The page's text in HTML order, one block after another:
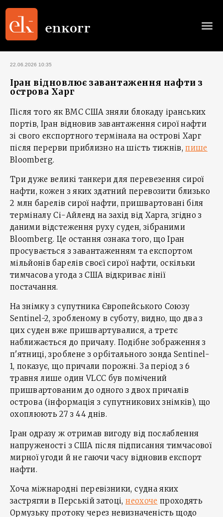
22.06.2026 10:35
Іран відновлює завантаження нафти з
острова Харг
Після того як ВМС США зняли блокаду іранських
портів, Іран відновив завантаження сирої нафти
зі свого експортного термінала на острові Харг
після перерви приблизно на шість тижнів,пише
Bloomberg.
Три дуже великі танкери для перевезення сирої
нафти, кожен з яких здатний перевозити близько
2 млн барелів сирої нафти, пришвартовані біля
терміналу Сі-Айленд на захід від Харга, згідно з
даними відстеження руху суден, зібраними
Bloomberg. Це остання ознака того, що Іран
просувається з завантаженням та експортом
мільйонів барелів своєї сирої нафти, оскільки
тимчасова угода з США відкриває лінії
постачання.
На знімку з супутника Європейського Союзу
Sentinel-2, зробленому в суботу, видно, що два з
цих суден вже пришвартувалися, а третє
наближається до причалу. Подібне зображення з
п'ятниці, зроблене з орбітального зонда Sentinel-
1, показує, що причали порожні. За період з 6
травня лише один VLCC був помічений
пришвартованим до одного з двох причалів
острова (інформація з супутникових знімків), що
охоплюють 27 з 44 днів.
Іран одразу ж отримав вигоду від послаблення
напруженості з США після підписання тимчасової
мирної угоди й не гаючи часу відновив експорт
нафти.
Хоча міжнародні перевізники, судна яких
застрягли в Перській затоці,неохоче проходять
Ормузьку протоку через невизначеність щодо